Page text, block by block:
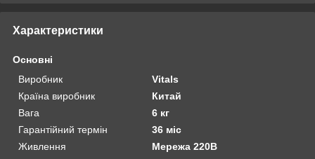
Характеристики
Основні
Виробник
Vitals
Країна виробник
Китай
Вага
6 кг
Гарантійний термін
36 міс
Живлення
Мережа 220В